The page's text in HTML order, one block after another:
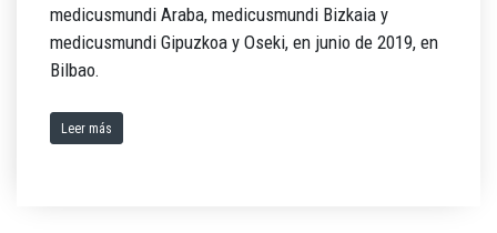
medicusmundi Araba, medicusmundi Bizkaia y
medicusmundi Gipuzkoa y Oseki, en junio de 2019, en
Bilbao.
Leer más